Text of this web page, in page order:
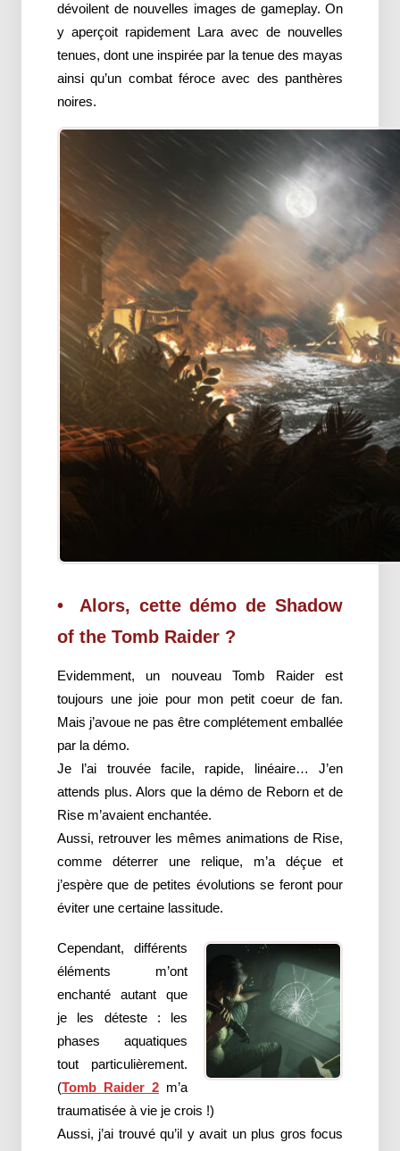
dévoilent de nouvelles images de gameplay. On
y aperçoit rapidement Lara avec de nouvelles
tenues, dont une inspirée par la tenue des mayas
ainsi qu’un combat féroce avec des panthères
noires.
Alors, cette démo de Shadow
of the Tomb Raider ?
Evidemment, un nouveau Tomb Raider est
toujours une joie pour mon petit coeur de fan.
Mais j’avoue ne pas être complétement emballée
par la démo.
Je l’ai trouvée facile, rapide, linéaire… J’en
attends plus. Alors que la démo de Reborn et de
Rise m’avaient enchantée.
Aussi, retrouver les mêmes animations de Rise,
comme déterrer une relique, m’a déçue et
j’espère que de petites évolutions se feront pour
éviter une certaine lassitude.
Cependant, différents
éléments m’ont
enchanté autant que
je les déteste : les
phases aquatiques
tout particulièrement.
(Tomb Raider 2 m’a
traumatisée à vie je crois !)
Aussi, j’ai trouvé qu’il y avait un plus gros focus